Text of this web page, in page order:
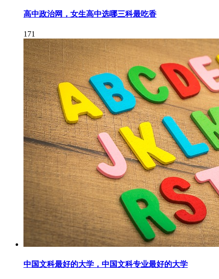
高中政治网，女生高中选哪三科最吃香
171
中国文科最好的大学，中国文科专业最好的大学